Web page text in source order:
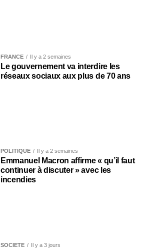
FRANCE Il y a 2 semaines
Le gouvernement va interdire les
réseaux sociaux aux plus de 70 ans
POLITIQUE Il y a 2 semaines
Emmanuel Macron affirme « qu’il faut
continuer à discuter » avec les
incendies
SOCIÉTÉ Il y a 3 jours